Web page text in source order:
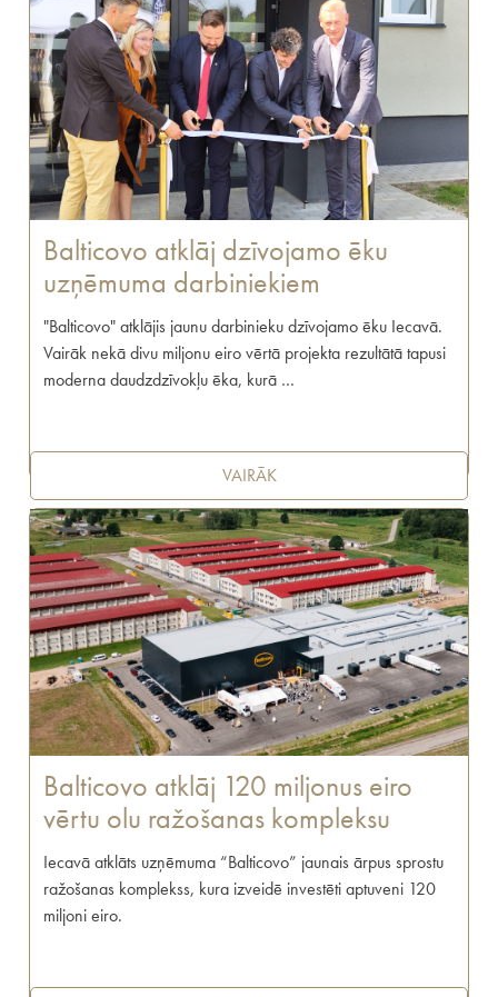
Balticovo atklāj dzīvojamo ēku
uzņēmuma darbiniekiem
"Balticovo" atklājis jaunu darbinieku dzīvojamo ēku Iecavā.
Vairāk nekā divu miljonu eiro vērtā projekta rezultātā tapusi
moderna daudzdzīvokļu ēka, kurā …
VAIRĀK
Balticovo atklāj 120 miljonus eiro
vērtu olu ražošanas kompleksu
Iecavā atklāts uzņēmuma “Balticovo” jaunais ārpus sprostu
ražošanas komplekss, kura izveidē investēti aptuveni 120
miljoni eiro.